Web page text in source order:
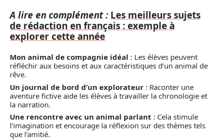
A lire en complément : Les meilleurs sujets
de rédaction en français : exemple à
explorer cette année
Mon animal de compagnie idéal : Les élèves peuvent
réfléchir aux besoins et aux caractéristiques d’un animal de
rêve.
Un journal de bord d’un explorateur : Raconter une
aventure fictive aide les élèves à travailler la chronologie et
la narration.
Une rencontre avec un animal parlant : Cela stimule
l’imagination et encourage la réflexion sur des thèmes tels
que l’amitié.